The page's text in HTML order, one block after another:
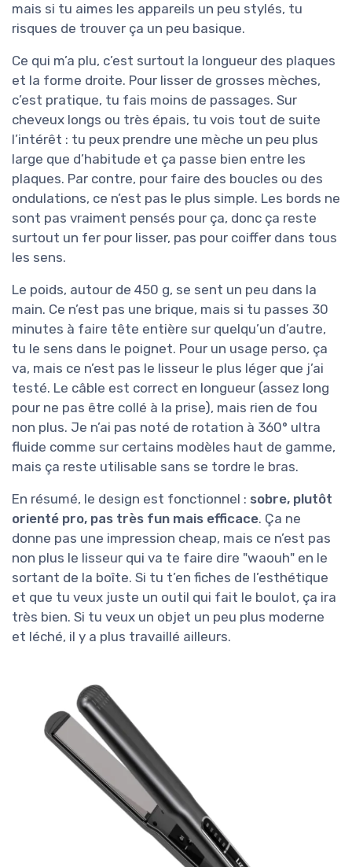
mais si tu aimes les appareils un peu stylés, tu
risques de trouver ça un peu basique.
Ce qui m’a plu, c’est surtout la longueur des plaques
et la forme droite. Pour lisser de grosses mèches,
c’est pratique, tu fais moins de passages. Sur
cheveux longs ou très épais, tu vois tout de suite
l’intérêt : tu peux prendre une mèche un peu plus
large que d’habitude et ça passe bien entre les
plaques. Par contre, pour faire des boucles ou des
ondulations, ce n’est pas le plus simple. Les bords ne
sont pas vraiment pensés pour ça, donc ça reste
surtout un fer pour lisser, pas pour coiffer dans tous
les sens.
Le poids, autour de 450 g, se sent un peu dans la
main. Ce n’est pas une brique, mais si tu passes 30
minutes à faire tête entière sur quelqu’un d’autre,
tu le sens dans le poignet. Pour un usage perso, ça
va, mais ce n’est pas le lisseur le plus léger que j’ai
testé. Le câble est correct en longueur (assez long
pour ne pas être collé à la prise), mais rien de fou
non plus. Je n’ai pas noté de rotation à 360° ultra
fluide comme sur certains modèles haut de gamme,
mais ça reste utilisable sans se tordre le bras.
En résumé, le design est fonctionnel : sobre, plutôt
orienté pro, pas très fun mais efficace. Ça ne
donne pas une impression cheap, mais ce n’est pas
non plus le lisseur qui va te faire dire "waouh" en le
sortant de la boîte. Si tu t’en fiches de l’esthétique
et que tu veux juste un outil qui fait le boulot, ça ira
très bien. Si tu veux un objet un peu plus moderne
et léché, il y a plus travaillé ailleurs.